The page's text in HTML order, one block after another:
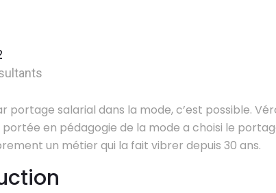
portage salarial dans la mode, c’est possible.
en pédagogie de la mode a choisi le
un métier qui la fait vibrer depuis 30 ans.